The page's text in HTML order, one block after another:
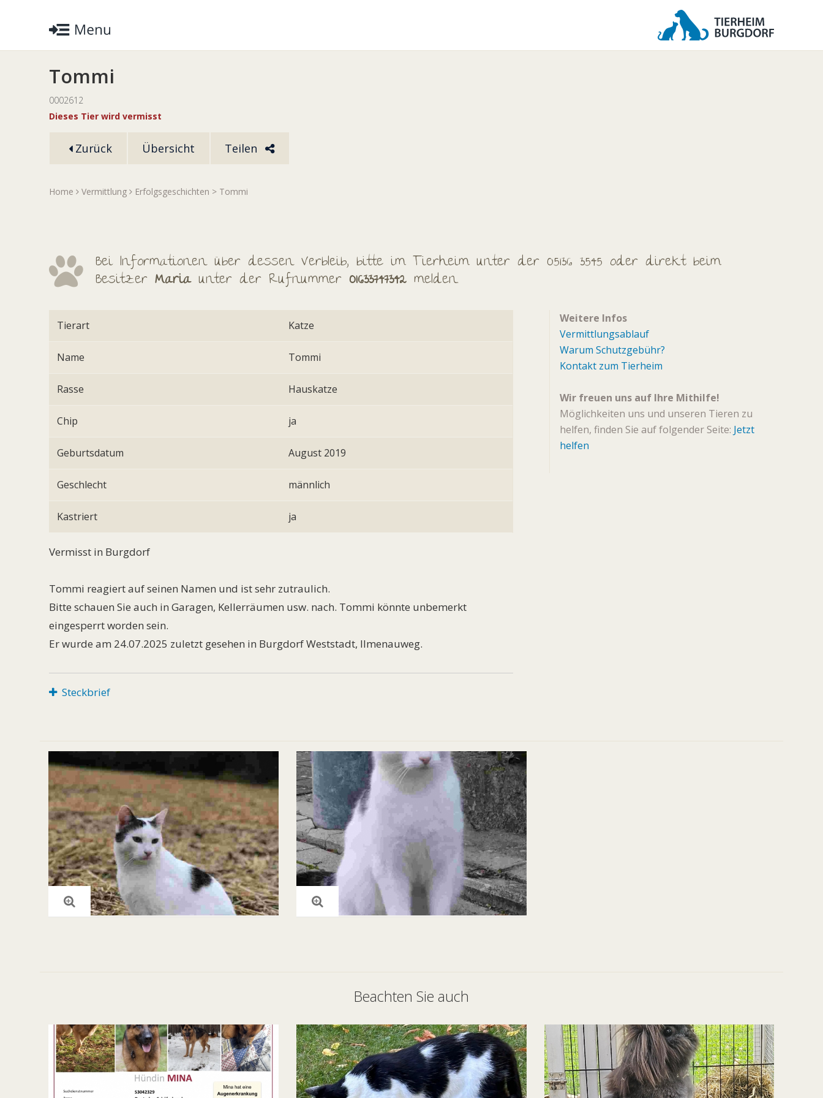
Tommi
0002612
Dieses Tier wird vermisst
Zurück Übersicht Teilen
Home Vermittlung Erfolgsgeschichten > Tommi
Bei Informationen über dessen Verbleib, bitte im Tierheim unter der 05136 3545 oder direkt beim
Besitzer Mariaunter der Rufnummer 01633747342 melden.
Tierart Katze
Name Tommi
Rasse Hauskatze
Chip ja
Geburtsdatum August 2019
Geschlecht männlich
Kastriert ja
Vermisst in Burgdorf
Tommi reagiert auf seinen Namen und ist sehr zutraulich.
Bitte schauen Sie auch in Garagen, Kellerräumen usw. nach. Tommi könnte unbemerkt
eingesperrt worden sein.
Er wurde am 24.07.2025 zuletzt gesehen in Burgdorf Weststadt, Ilmenauweg.
Steckbrief
Weitere Infos
Vermittlungsablauf
Warum Schutzgebühr?
Kontakt zum Tierheim
Wir freuen uns auf Ihre Mithilfe!
Möglichkeiten uns und unseren Tieren zu
helfen, finden Sie auf folgender Seite: Jetzt
helfen
Beachten Sie auch